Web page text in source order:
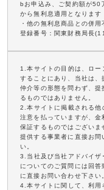
bお申込み、ご契約額が50
から無利息適用となりま
・他の無利息商品との併
登録番号：関東財務局長
1.本サイトの目的は、ロー
することにあり、当社は、
仲介等の形態を問わず、
るものではありません。
2.本サイトに掲載される他
注意を払っていますが、
保証するものではござい
提供する事業者に直接お問
い。
3.当社及び当社アドバイザ
についてのご質問には回
に直接お問い合わせ下さい
4.本サイトに関して、利用